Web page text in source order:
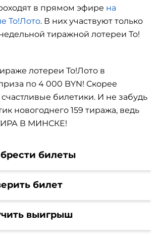
в прямом эфире на
То!Лото. В них участвуют только
тиражной лотереи То!
лотереи То!Лото в
по 4 000 BYN! Скорее
билетики. И не забудь
новогоднего 159 тиража, ведь
В МИНСКЕ!
билеты
билет
выигрыш